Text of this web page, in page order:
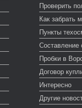
Проверить
Как забрать
Пункты
Пробки в
Договор
Интересно
Другие